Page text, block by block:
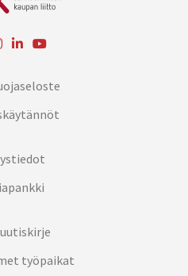
työpaikat